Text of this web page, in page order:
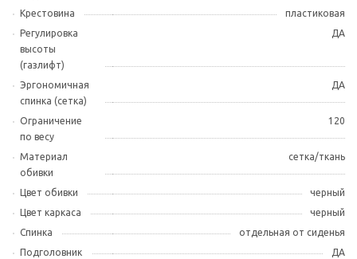
Крестовина
пластиковая
Регулировка
высоты
(газлифт)
ДА
Эргономичная
спинка (сетка)
ДА
Ограничение
по весу
120
Материал
обивки
сетка/ткань
Цвет обивки
черный
Цвет каркаса
черный
Спинка
отдельная от сиденья
Подголовник
ДА